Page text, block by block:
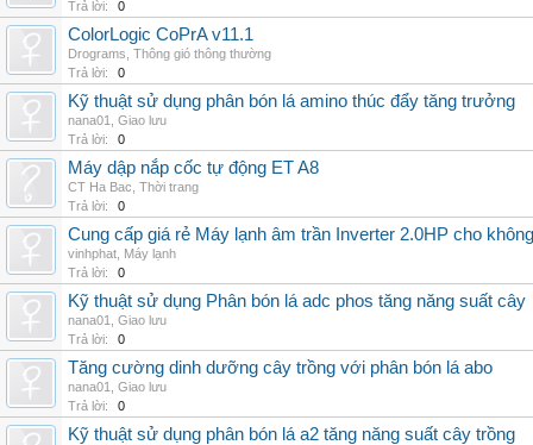
Trả lời:
0
ColorLogic CoPrA v11.1
Drograms Thông gió thông thường
Trả lời:
0
Kỹ thuật sử dụng phân bón lá amino thúc đẩy tăng trưởng
nana01
Giao lưu
Trả lời:
0
Máy dập nắp cốc tự động ET A8
CT Ha Bac Thời trang
Trả lời:
0
Cung cấp giá rẻ Máy lạnh âm trần Inverter 2.0HP cho
vinhphat Máy lạnh
Trả lời:
0
Kỹ thuật sử dụng Phân bón lá adc phos tăng năng suất cây
nana01
Giao lưu
Trả lời:
0
Tăng cường dinh dưỡng cây trồng với phân bón lá abo
nana01
Giao lưu
Trả lời:
0
Kỹ thuật sử dụng phân bón lá a2 tăng năng suất cây trồng